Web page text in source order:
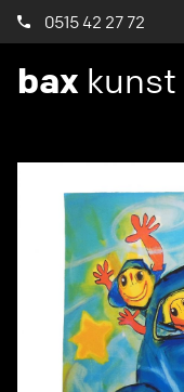
0515 42 27 72
bax kunst